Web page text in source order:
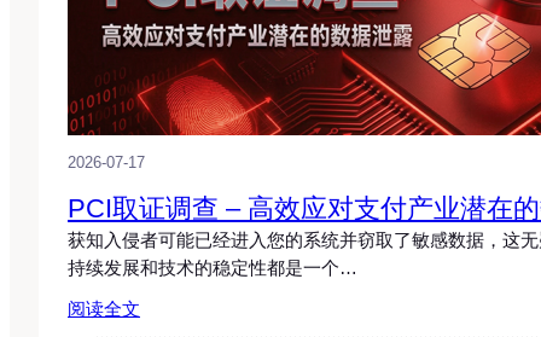
2026-07-17
PCI取证调查 – 高效应对支付产业潜在
获知入侵者可能已经进入您的系统并窃取了敏感数据，这
持续发展和技术的稳定性都是一个…
阅读全文